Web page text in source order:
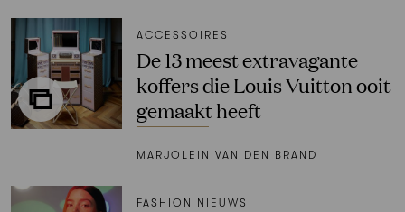
ACCESSOIRES
De 13 meest extravagante
koffers die Louis Vuitton ooit
gemaakt heeft
MARJOLEIN VAN DEN BRAND
FASHION NIEUWS